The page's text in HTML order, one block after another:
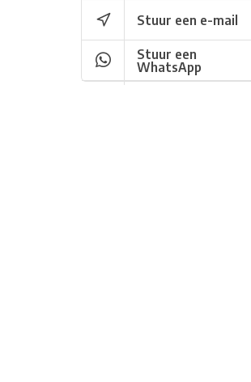
Stuur een e-mail
Stuur een
WhatsApp